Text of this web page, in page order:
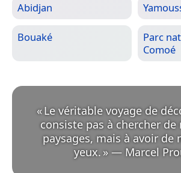
Abidjan
Bouaké
Parc
Comoé
«Le véritable voyage de
consiste pas à chercher de
paysages, mais à avoir de
yeux. » — Marcel